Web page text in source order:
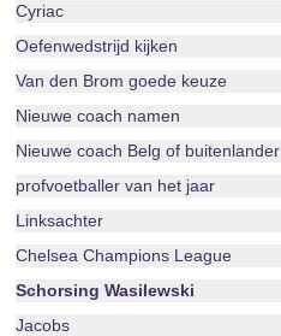
Cyriac
Oefenwedstrijd kijken
Van den Brom goede keuze
Nieuwe coach namen
Nieuwe coach Belg of buitenlander
profvoetballer van het jaar
Linksachter
Chelsea Champions League
Schorsing Wasilewski
Jacobs